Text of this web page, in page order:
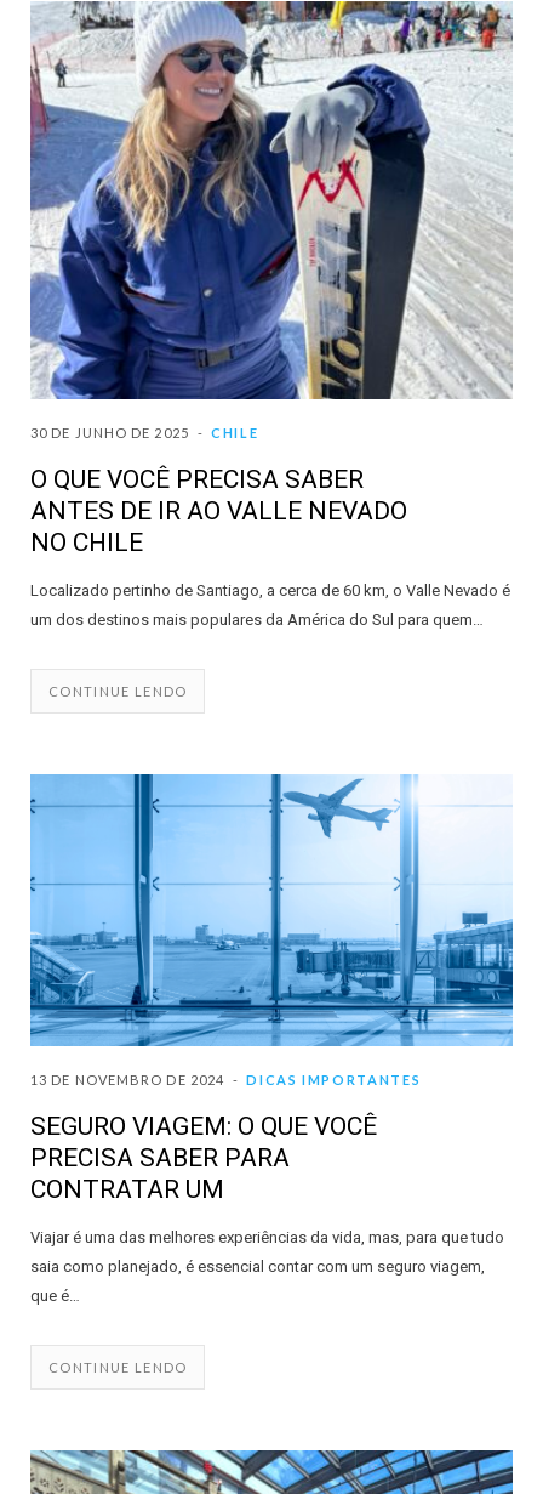
CHILE
30 DE JUNHO DE 2025
O QUE VOCÊ PRECISA SABER
ANTES DE IR AO VALLE NEVADO
NO CHILE
Localizado pertinho de Santiago, a cerca de 60 km, o Valle Nevado é
um dos destinos mais populares da América do Sul para quem…
CONTINUE LENDO
DICAS IMPORTANTES
13 DE NOVEMBRO DE 2024
SEGURO VIAGEM: O QUE VOCÊ
PRECISA SABER PARA
CONTRATAR UM
Viajar é uma das melhores experiências da vida, mas, para que tudo
saia como planejado, é essencial contar com um seguro viagem,
que é…
CONTINUE LENDO